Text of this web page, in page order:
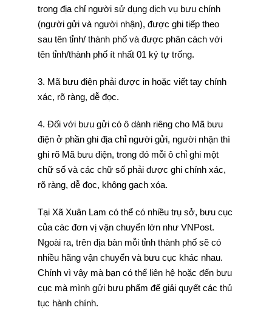
trong địa chỉ người sử dụng dịch vụ bưu chính
(người gửi và người nhận), được ghi tiếp theo
sau tên tỉnh/ thành phố và được phân cách với
tên tỉnh/thành phố ít nhất 01 ký tự trống.
3. Mã bưu điện phải được in hoặc viết tay chính
xác, rõ ràng, dễ đọc.
4. Đối với bưu gửi có ô dành riêng cho Mã bưu
điện ở phần ghi địa chỉ người gửi, người nhận thì
ghi rõ Mã bưu điện, trong đó mỗi ô chỉ ghi một
chữ số và các chữ số phải được ghi chính xác,
rõ ràng, dễ đọc, không gạch xóa.
Tại Xã Xuân Lam có thể có nhiều trụ sở, bưu cục
của các đơn vị vận chuyển lớn như VNPost.
Ngoài ra, trên địa bàn mỗi tỉnh thành phố sẽ có
nhiều hãng vận chuyển và bưu cục khác nhau.
Chính vì vậy mà bạn có thể liên hệ hoặc đến bưu
cục mà mình gửi bưu phẩm để giải quyết các thủ
tục hành chính.